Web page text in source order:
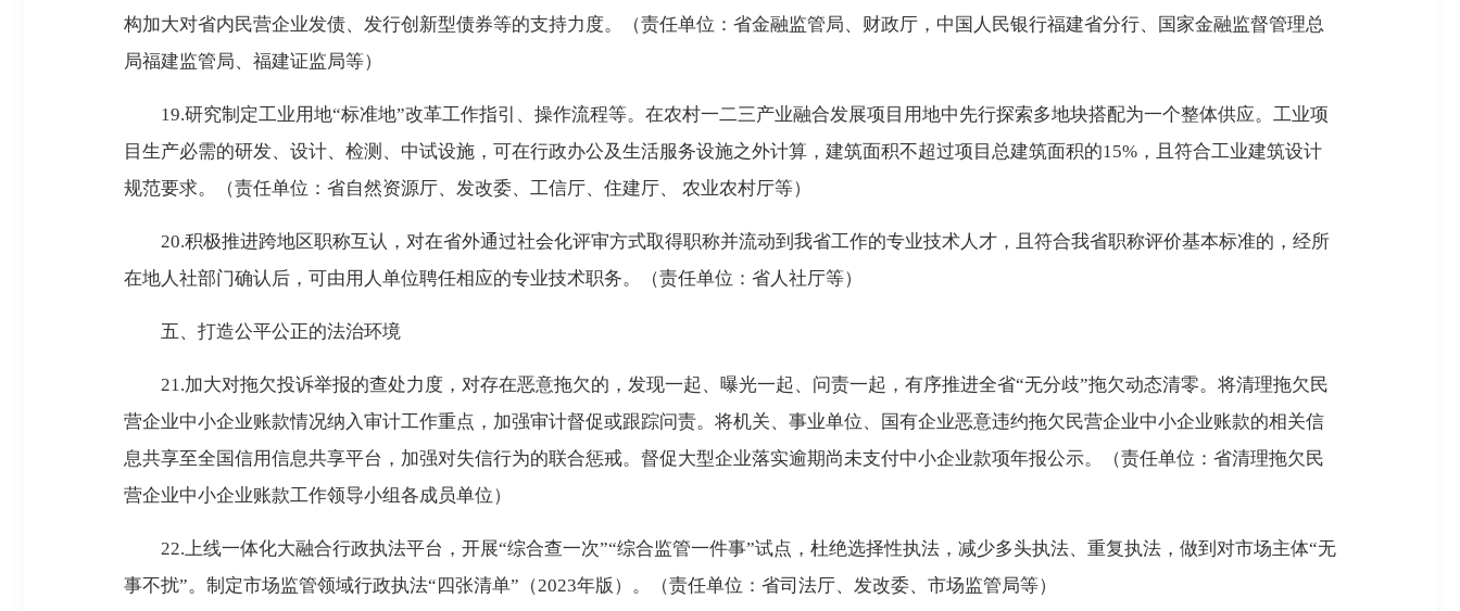
构加大对省内民营企业发债、发行创新型债券等的支持力度。（责任单位：省金融监管局、财政厅，中国人民银行福建省分行、国家金融监督管理总
局福建监管局、福建证监局等）
19.研究制定工业用地“标准地”改革工作指引、操作流程等。在农村一二三产业融合发展项目用地中先行探索多地块搭配为一个整体供应。工业项
目生产必需的研发、设计、检测、中试设施，可在行政办公及生活服务设施之外计算，建筑面积不超过项目总建筑面积的15%，且符合工业建筑设计
规范要求。（责任单位：省自然资源厅、发改委、工信厅、住建厅、 农业农村厅等）
20.积极推进跨地区职称互认，对在省外通过社会化评审方式取得职称并流动到我省工作的专业技术人才，且符合我省职称评价基本标准的，经所
在地人社部门确认后，可由用人单位聘任相应的专业技术职务。（责任单位：省人社厅等）
五、打造公平公正的法治环境
21.加大对拖欠投诉举报的查处力度，对存在恶意拖欠的，发现一起、曝光一起、问责一起，有序推进全省“无分歧”拖欠动态清零。将清理拖欠民
营企业中小企业账款情况纳入审计工作重点，加强审计督促或跟踪问责。将机关、事业单位、国有企业恶意违约拖欠民营企业中小企业账款的相关信
息共享至全国信用信息共享平台，加强对失信行为的联合惩戒。督促大型企业落实逾期尚未支付中小企业款项年报公示。（责任单位：省清理拖欠民
营企业中小企业账款工作领导小组各成员单位）
22.上线一体化大融合行政执法平台，开展“综合查一次”“综合监管一件事”试点，杜绝选择性执法，减少多头执法、重复执法，做到对市场主体“无
事不扰”。制定市场监管领域行政执法“四张清单”（2023年版）。（责任单位：省司法厅、发改委、市场监管局等）